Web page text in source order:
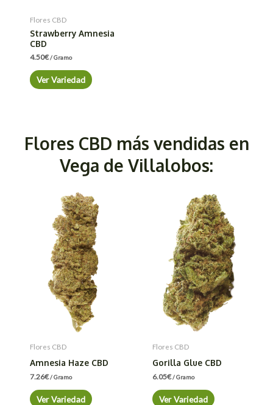
Flores CBD
Strawberry Amnesia
CBD
4.50€/ Gramo
Ver Variedad
Flores CBD más vendidas en
Vega de Villalobos:
Flores CBD
Amnesia Haze CBD
7.26€/ Gramo
Ver Variedad
Flores CBD
Gorilla Glue CBD
6.05€/ Gramo
Ver Variedad